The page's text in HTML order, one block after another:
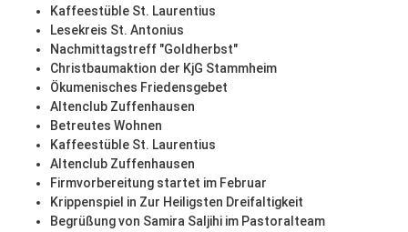
Kaffeestüble St. Laurentius
Lesekreis St. Antonius
Nachmittagstreff "Goldherbst"
Christbaumaktion der KjG Stammheim
Ökumenisches Friedensgebet
Altenclub Zuffenhausen
Betreutes Wohnen
Kaffeestüble St. Laurentius
Altenclub Zuffenhausen
Firmvorbereitung startet im Februar
Krippenspiel in Zur Heiligsten Dreifaltigkeit
Begrüßung von Samira Saljihi im Pastoralteam